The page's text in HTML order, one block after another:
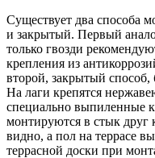
Существует два способа
и закрытый. Первый
только гвозди
крепления из
второй, закрытый способ,
На лаги крепятся
специально выпиленные
монтируются в стык друг
видно, а пол на террасе
террасной доски при